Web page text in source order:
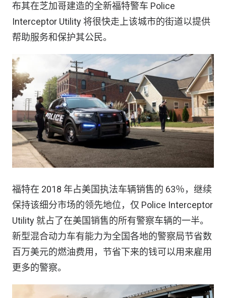
布其在芝加哥建造的全新福特警车 Police
Interceptor Utility 将很快走上该城市的街道以提供
帮助服务和保护其公民。
福特在 2018 年占美国执法车辆销售的 63％，继续
保持该细分市场的领先地位，仅 Police Interceptor
Utility 就占了在美国销售的所有警察车辆的一半。
新型混合动力车有能力为全国各地的警察局节省数
百万美元的燃油费用，节省下来的钱可以用来雇用
更多的警察。